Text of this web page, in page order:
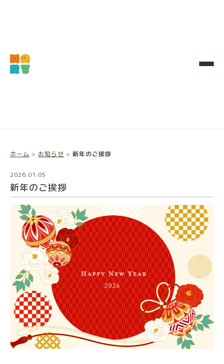
ホーム > お知らせ > 新年のご挨拶
2026.01.05
新年のご挨拶